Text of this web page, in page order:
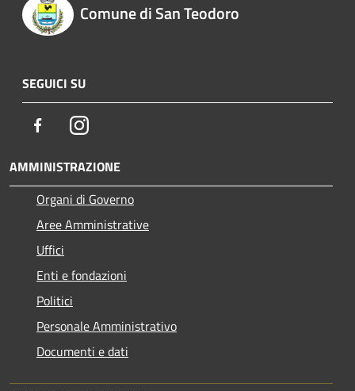
Comune di San Teodoro
SEGUICI SU
FacebookInstagram
AMMINISTRAZIONE
Organi di Governo
Aree Amministrative
Uffici
Enti e fondazioni
Politici
Personale Amministrativo
Documenti e dati